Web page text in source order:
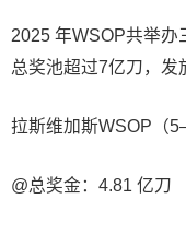
2025 年WSOP共举办
总奖池超过7亿刀，发
拉斯维加斯WSOP（
@总奖金：4.81 亿刀